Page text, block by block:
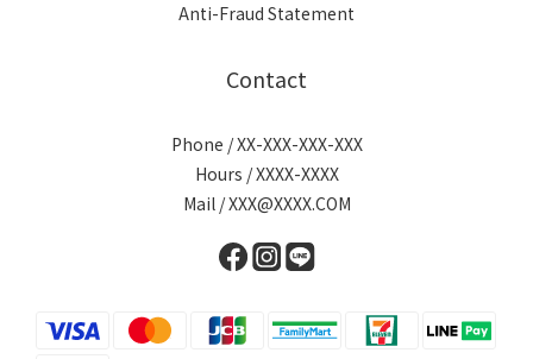
Anti-Fraud Statement
Contact
Phone / XX-XXX-XXX-XXX
Hours / XXXX-XXXX
Mail / XXX@XXXX.COM